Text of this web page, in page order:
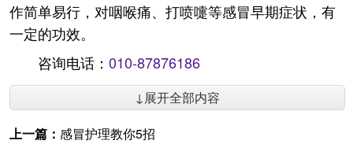
作简单易行，对咽喉痛、打喷嚏等感冒早期症状，有
一定的功效。
咨询电话： 010-87876186
↓展开全部内容
上一篇： 感冒护理教你5招